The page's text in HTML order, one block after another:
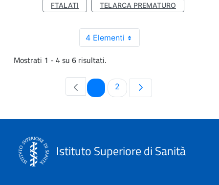
FTALATI
TELARCA PREMATURO
4 Elementi
Mostrati 1 - 4 su 6 risultati.
PaginaPagina
2
Istituto Superiore di Sanità